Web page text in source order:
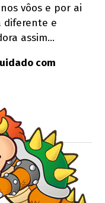
vôos e por ai
diferente e
assim…
com